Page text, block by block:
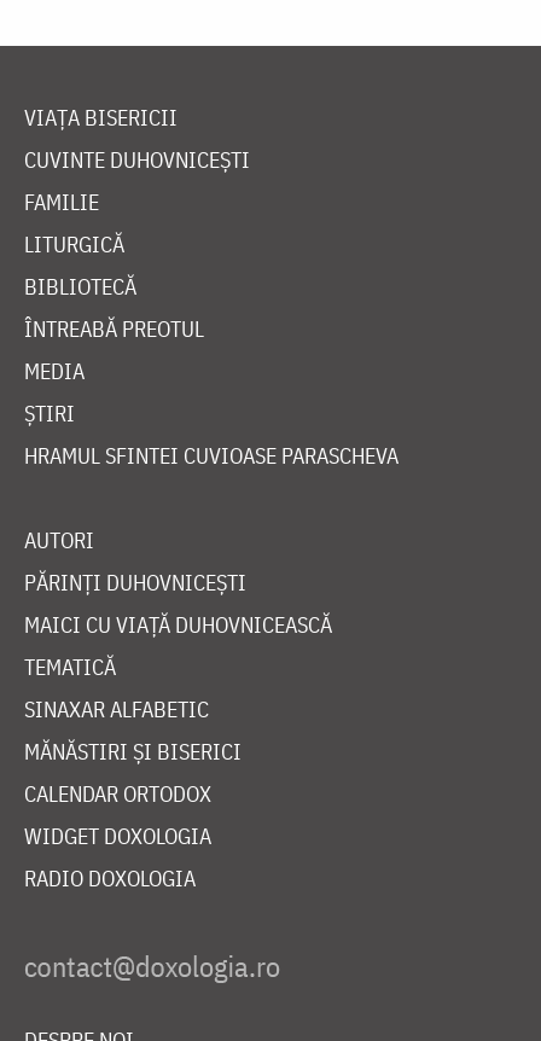
VIAȚA BISERICII
CUVINTE DUHOVNICEȘTI
FAMILIE
LITURGICĂ
BIBLIOTECĂ
ÎNTREABĂ PREOTUL
MEDIA
ȘTIRI
HRAMUL SFINTEI CUVIOASE PARASCHEVA
AUTORI
PĂRINȚI DUHOVNICEȘTI
MAICI CU VIAȚĂ DUHOVNICEASCĂ
TEMATICĂ
SINAXAR ALFABETIC
MĂNĂSTIRI ȘI BISERICI
CALENDAR ORTODOX
WIDGET DOXOLOGIA
RADIO DOXOLOGIA